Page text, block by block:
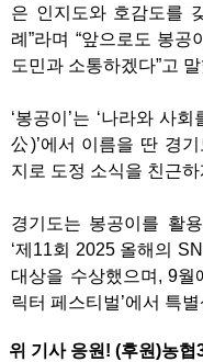
은 인지도와 호감도를
례”라며 “앞으로도 봉
도민과 소통하겠다”고
‘봉공이’는 ‘나라와 사
公)’에서 이름을 딴 경
지로 도정 소식을 친근
경기도는 봉공이를 활
‘제11회 2025 올해의
대상을 수상했으며, 9월
릭터 페스티벌’에서 특
위 기사 응원! (후원)농